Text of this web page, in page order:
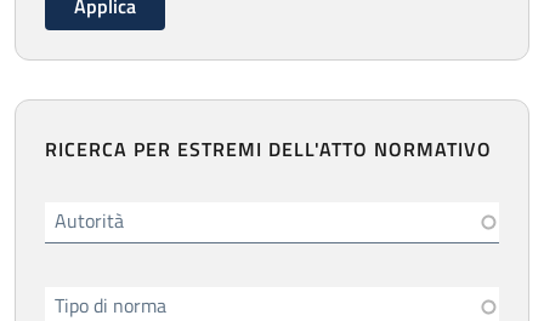
RICERCA PER ESTREMI DELL'ATTO NORMATIVO
Autorità
Tipo di norma